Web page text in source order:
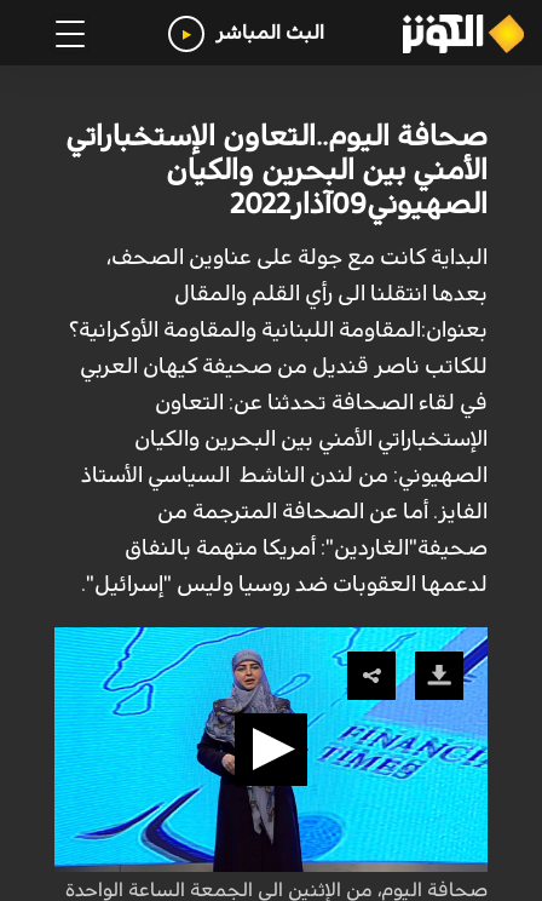
البث المباشر
صحافة اليوم..التعاون الإستخباراتي
الأمني بين البحرين والكيان
الصهيوني09آذار2022
البداية كانت مع جولة على عناوين الصحف،
بعدها انتقلنا الى رأي القلم والمقال
بعنوان:المقاومة اللبنانية والمقاومة الأوكرانية؟
للكاتب ناصر قنديل من صحيفة كيهان العربي
في لقاء الصحافة تحدثنا عن: التعاون
الإستخباراتي الأمني بين البحرين والكيان
الصهيوني: من لندن الناشط السياسي الأستاذ
الفايز. أما عن الصحافة المترجمة من
صحيفة"الغاردين": أمريكا متهمة بالنفاق
لدعمها العقوبات ضد روسيا وليس "إسرائيل".
صحافة اليوم، من الإثنين الى الجمعة الساعة الواحدة